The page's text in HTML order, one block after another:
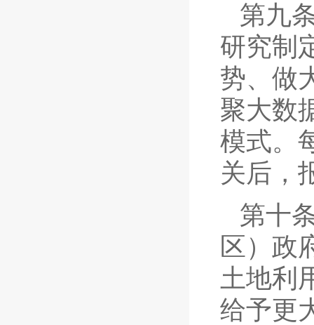
第九
研究制
势、做
聚大数
模式。
关后，
第十
区）政
土地利
给予更